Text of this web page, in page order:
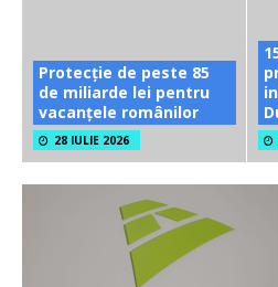
Protecție de peste 85
de miliarde lei pentru
vacanțele românilor
28 IULIE 2026